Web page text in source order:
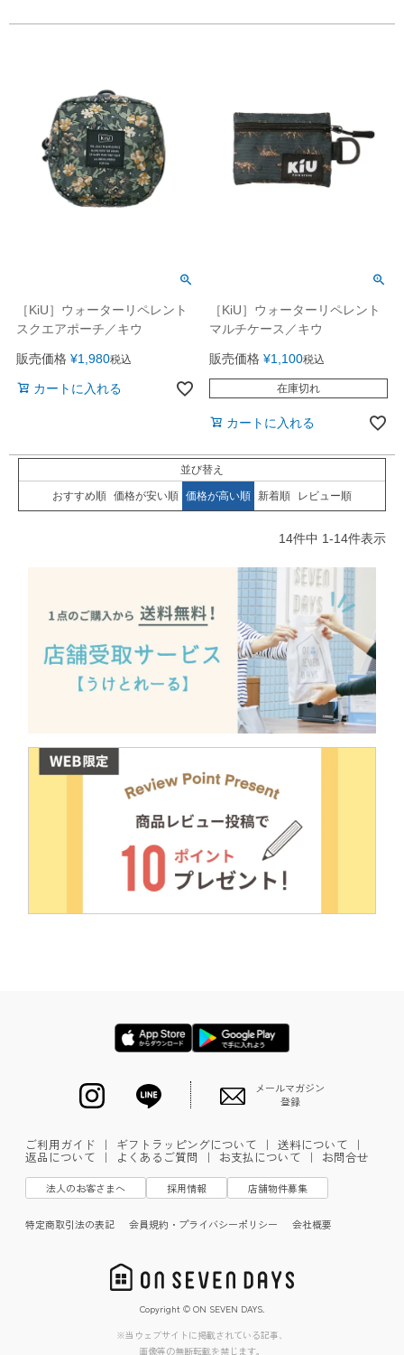
［KiU］ウォーターリペレント
スクエアポーチ／キウ
販売価格 ¥1,980税込
カートに入れる
［KiU］ウォーターリペレント
マルチケース／キウ
販売価格 ¥1,100税込
在庫切れ
カートに入れる
並び替え
おすすめ順 価格が安い順 価格が高い順 新着順 レビュー順
14件中 1-14件表示
メールマガジン
登録
ご利用ガイド ｜ ギフトラッピングについて ｜ 送料について ｜
返品について ｜ よくあるご質問 ｜ お支払について ｜ お問合せ
法人のお客さまへ 採用情報 店舗物件募集
特定商取引法の表記 会員規約・プライバシーポリシー 会社概要
Copyright © ON SEVEN DAYS.
※当ウェブサイトに掲載されている記事、
画像等の無断転載を禁じます。